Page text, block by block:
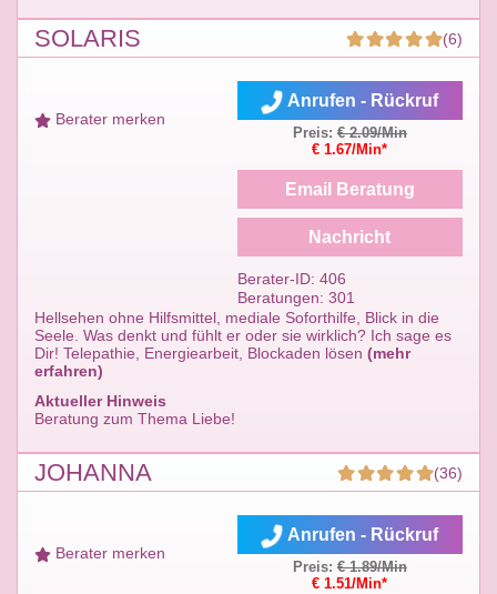
SOLARIS (6)
Berater merken
Hellsehen ohne Hilfsmittel, mediale Soforthilfe, Blick in die
Seele. Was denkt und fühlt er oder sie wirklich? Ich sage es
Dir! Telepathie, Energiearbeit, Blockaden lösen (mehr
erfahren)
Aktueller Hinweis
Beratung zum Thema Liebe!
Anrufen - Rückruf
Preis:€ 2.09/Min
€ 1.67/Min*
Email Beratung
Nachricht
Berater-ID: 406
Beratungen: 301
JOHANNA (36)
Berater merken
Anrufen - Rückruf
Preis:€ 1.89/Min
€ 1.51/Min*